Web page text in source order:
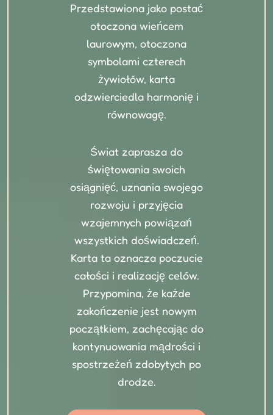
Przedstawiona jako postać
otoczona wieńcem
laurowym, otoczona
symbolami czterech
żywiołów, karta
odzwierciedla harmonię i
równowagę.
Świat zaprasza do
świętowania swoich
osiągnięć, uznania swojego
rozwoju i przyjęcia
wzajemnych powiązań
wszystkich doświadczeń.
Karta ta oznacza poczucie
całości i realizację celów.
Przypomina, że każde
zakończenie jest nowym
początkiem, zachęcając do
kontynuowania mądrości i
spostrzeżeń zdobytych po
drodze.